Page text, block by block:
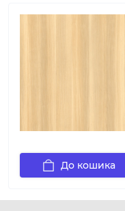
До кошика